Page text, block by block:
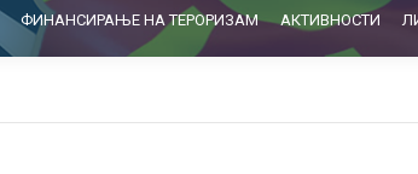
ФИНАНСИРАЊЕ НА ТЕРОРИЗАМ АКТИВНОСТИ